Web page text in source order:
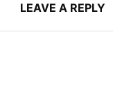
LEAVE A REPLY